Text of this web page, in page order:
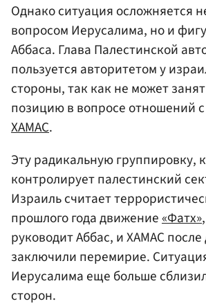
Однако ситуация осложняется
вопросом Иерусалима, но и
Аббаса. Глава Палестинской
пользуется авторитетом у
стороны, так как не может
позицию в вопросе отношений
ХАМАС.
Эту радикальную группировку,
контролирует палестинский
Израиль считает
прошлого года движение«Фатх»
руководит Аббас, и ХАМАС
заключили перемирие.
Иерусалима еще больше
сторон.